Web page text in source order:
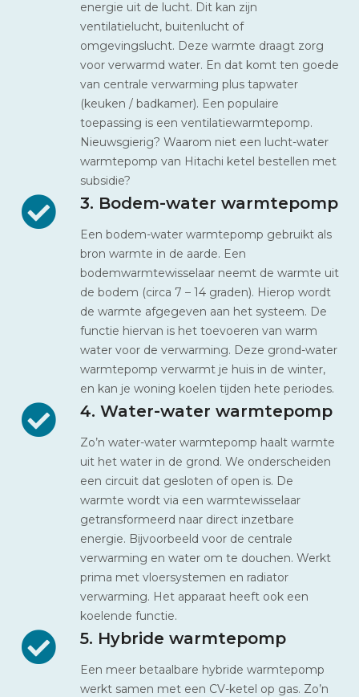
energie uit de lucht. Dit kan zijn
ventilatielucht, buitenlucht of
omgevingslucht. Deze warmte draagt zorg
voor verwarmd water. En dat komt ten goede
van centrale verwarming plus tapwater
(keuken / badkamer). Een populaire
toepassing is een ventilatiewarmtepomp.
Nieuwsgierig? Waarom niet een lucht-water
warmtepomp van Hitachi ketel bestellen met
subsidie?
3. Bodem-water warmtepomp
Een bodem-water warmtepomp gebruikt als
bron warmte in de aarde. Een
bodemwarmtewisselaar neemt de warmte uit
de bodem (circa 7 – 14 graden). Hierop wordt
de warmte afgegeven aan het systeem. De
functie hiervan is het toevoeren van warm
water voor de verwarming. Deze grond-water
warmtepomp verwarmt je huis in de winter,
en kan je woning koelen tijden hete periodes.
4. Water-water warmtepomp
Zo’n water-water warmtepomp haalt warmte
uit het water in de grond. We onderscheiden
een circuit dat gesloten of open is. De
warmte wordt via een warmtewisselaar
getransformeerd naar direct inzetbare
energie. Bijvoorbeeld voor de centrale
verwarming en water om te douchen. Werkt
prima met vloersystemen en radiator
verwarming. Het apparaat heeft ook een
koelende functie.
5. Hybride warmtepomp
Een meer betaalbare hybride warmtepomp
werkt samen met een CV-ketel op gas. Zo’n